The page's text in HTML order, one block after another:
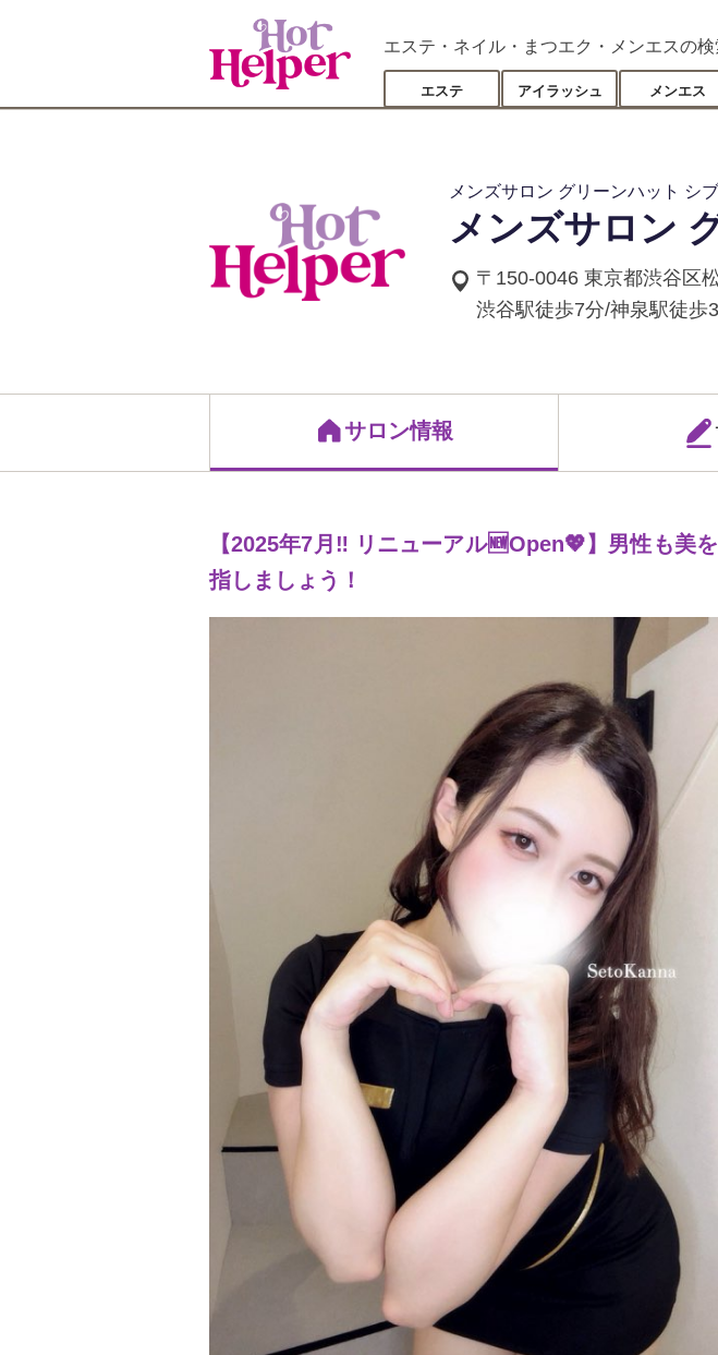
エステ・ネイル・まつエク・メンエスの
エステ アイラッシュ メンエス
メンズサロン グリーンハット シ
メンズサロン
〒150-0046 東京都渋谷区
渋谷駅徒歩7分/神泉駅徒歩
サロン情報
【2025年7月‼︎ リニューアル🆕Open💖】男性も美
指しましょう！